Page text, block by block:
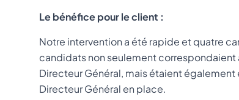
Le bénéfice pour le client :
Notre intervention a été rapide et quatre
candidats non seulement correspondaient
Directeur Général, mais étaient
Directeur Général en place.